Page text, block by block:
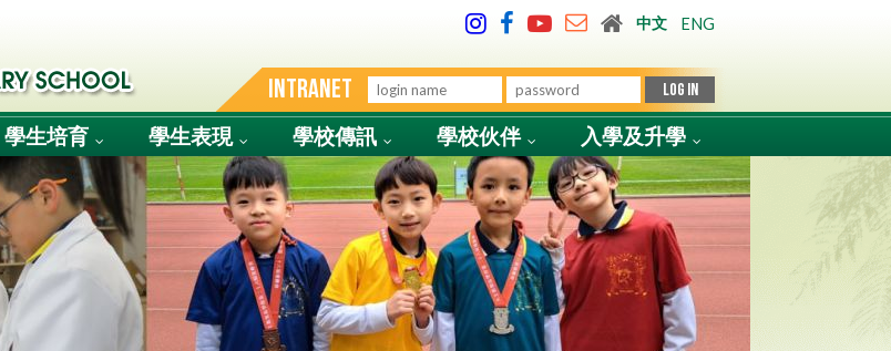
中文 ENG
INTRANET
學生培育 學生表現 學校傳訊 學校伙伴 入學及升學